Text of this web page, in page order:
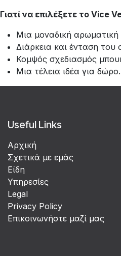
Γιατί να επιλέξετε το Vice
Μια μοναδική αρωματική
Διάρκεια και ένταση
Κομψός σχεδιασμός
Μια τέλεια ιδέα για δώρο.
Useful Links
Αρχική
Σχετικά με εμάς
Είδη
Υπηρεσίες
Legal
Privacy Policy
Επικοινωνήστε μαζί μας